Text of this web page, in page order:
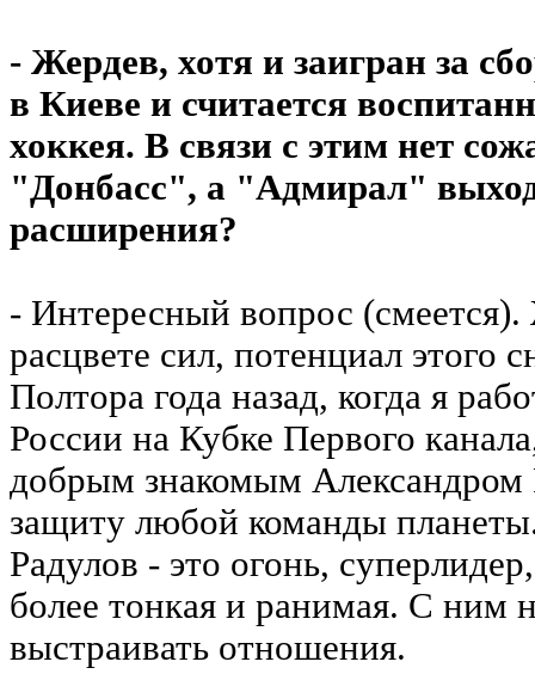
- Жердев, хотя и заигран за
в Киеве и считается
хоккея. В связи с этим нет
"Донбасс", а "Адмирал"
расширения?
- Интересный вопрос (смеется).
расцвете сил, потенциал этого
Полтора года назад, когда я
России на Кубке Первого
добрым знакомым Александром
защиту любой команды
Радулов - это огонь,
более тонкая и ранимая. С ним
выстраивать отношения.